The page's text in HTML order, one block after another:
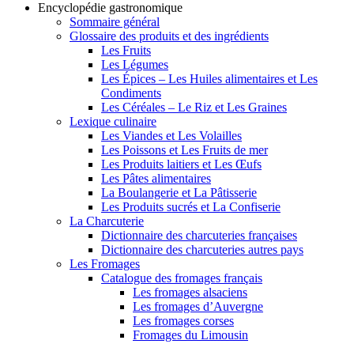
Encyclopédie gastronomique
Sommaire général
Glossaire des produits et des ingrédients
Les Fruits
Les Légumes
Les Épices – Les Huiles alimentaires et Les
Condiments
Les Céréales – Le Riz et Les Graines
Lexique culinaire
Les Viandes et Les Volailles
Les Poissons et Les Fruits de mer
Les Produits laitiers et Les Œufs
Les Pâtes alimentaires
La Boulangerie et La Pâtisserie
Les Produits sucrés et La Confiserie
La Charcuterie
Dictionnaire des charcuteries françaises
Dictionnaire des charcuteries autres pays
Les Fromages
Catalogue des fromages français
Les fromages alsaciens
Les fromages d’Auvergne
Les fromages corses
Fromages du Limousin